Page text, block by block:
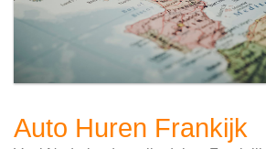
Auto Huren Frankijk